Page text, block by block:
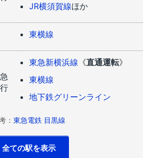
JR横須賀線ほか
東横線
急
行
東急新横浜線 《直通運転》
東横線
地下鉄グリーンライン
： 東急電鉄 目黒線